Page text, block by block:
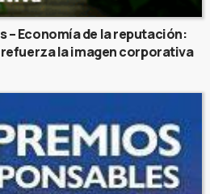
– Economía de la reputación:
la imagen corporativa